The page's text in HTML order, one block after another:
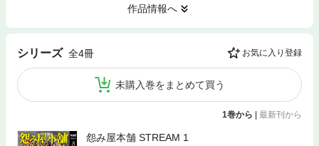
作品情報へ
シリーズ 全4冊 お気に入り登録
未購入巻をまとめて買う
1巻から 最新刊から
怨み屋本舗 STREAM 1